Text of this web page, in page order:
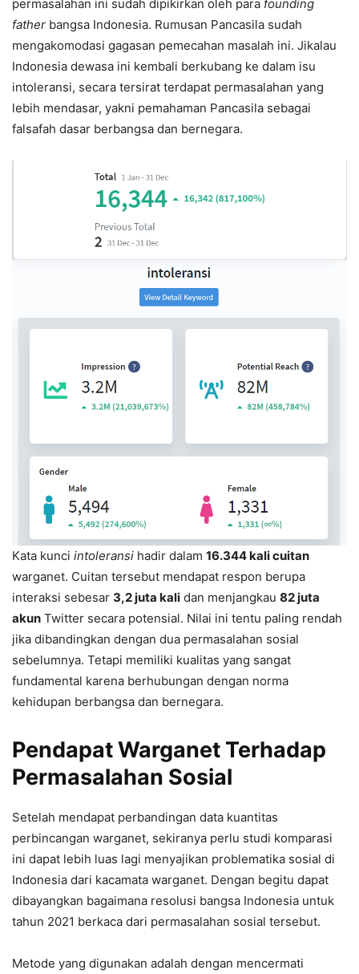
permasalahan ini sudah dipikirkan oleh para founding
father bangsa Indonesia. Rumusan Pancasila sudah
mengakomodasi gagasan pemecahan masalah ini. Jikalau
Indonesia dewasa ini kembali berkubang ke dalam isu
intoleransi, secara tersirat terdapat permasalahan yang
lebih mendasar, yakni pemahaman Pancasila sebagai
falsafah dasar berbangsa dan bernegara.
Kata kunci intoleransi hadir dalam 16.344 kali cuitan
warganet. Cuitan tersebut mendapat respon berupa
interaksi sebesar 3,2 juta kali dan menjangkau 82 juta
akun Twitter secara potensial. Nilai ini tentu paling rendah
jika dibandingkan dengan dua permasalahan sosial
sebelumnya. Tetapi memiliki kualitas yang sangat
fundamental karena berhubungan dengan norma
kehidupan berbangsa dan bernegara.
Pendapat Warganet Terhadap
Permasalahan Sosial
Setelah mendapat perbandingan data kuantitas
perbincangan warganet, sekiranya perlu studi komparasi
ini dapat lebih luas lagi menyajikan problematika sosial di
Indonesia dari kacamata warganet. Dengan begitu dapat
dibayangkan bagaimana resolusi bangsa Indonesia untuk
tahun 2021 berkaca dari permasalahan sosial tersebut.
Metode yang digunakan adalah dengan mencermati